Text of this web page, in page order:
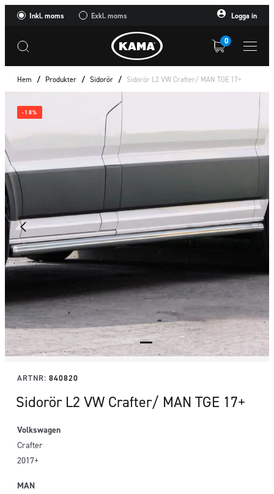
Inkl. moms Exkl. moms Logga in
0
Hem / Produkter / Sidorör / Sidorör L2 VW Crafter/ MAN TGE 17+
-18%
ARTNR: 840820
Sidorör L2 VW Crafter/ MAN TGE 17+
Volkswagen
Crafter
2017+
MAN